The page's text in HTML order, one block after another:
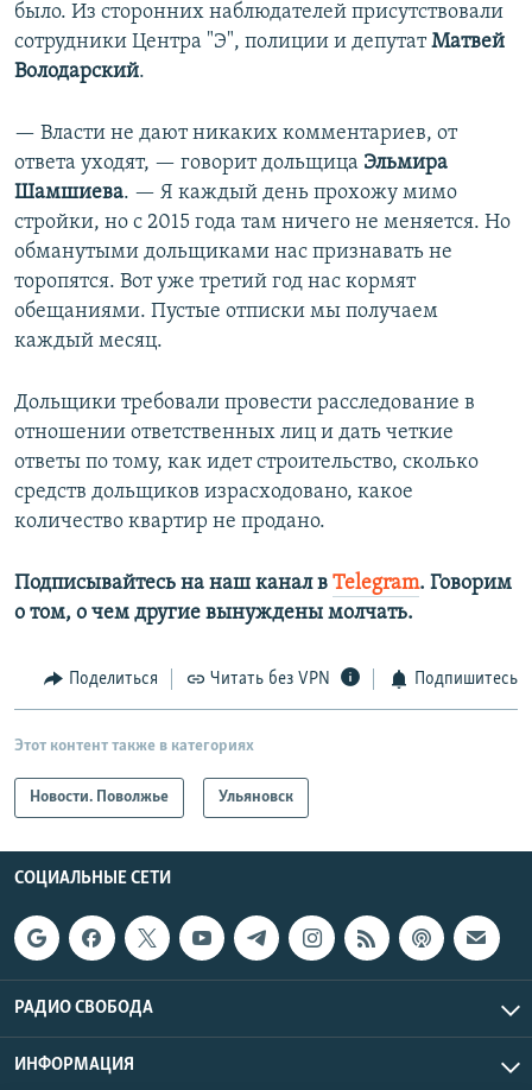
было. Из сторонних наблюдателей присутствовали
сотрудники Центра "Э", полиции и депутатМатвей
Володарский.
— Власти не дают никаких комментариев, от
ответа уходят, — говорит дольщица Эльмира
Шамшиева. — Я каждый день прохожу мимо
стройки, но с 2015 года там ничего не меняется. Но
обманутыми дольщиками нас признавать не
торопятся. Вот уже третий год нас кормят
обещаниями. Пустые отписки мы получаем
каждый месяц.
Дольщики требовали провести расследование в
отношении ответственных лиц и дать четкие
ответы по тому, как идет строительство, сколько
средств дольщиков израсходовано, какое
количество квартир не продано.
Подписывайтесь на наш канал в Telegram. Говорим
о том, о чем другие вынуждены молчать.
Поделиться Читать без VPN Подпишитесь
Этот контент также в категориях
Новости. Поволжье Ульяновск
СОЦИАЛЬНЫЕ СЕТИ
РАДИО СВОБОДА
ИНФОРМАЦИЯ